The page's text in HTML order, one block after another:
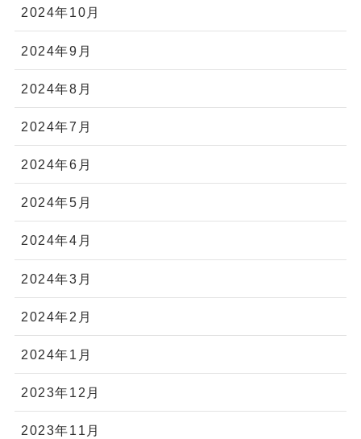
2024年10月
2024年9月
2024年8月
2024年7月
2024年6月
2024年5月
2024年4月
2024年3月
2024年2月
2024年1月
2023年12月
2023年11月